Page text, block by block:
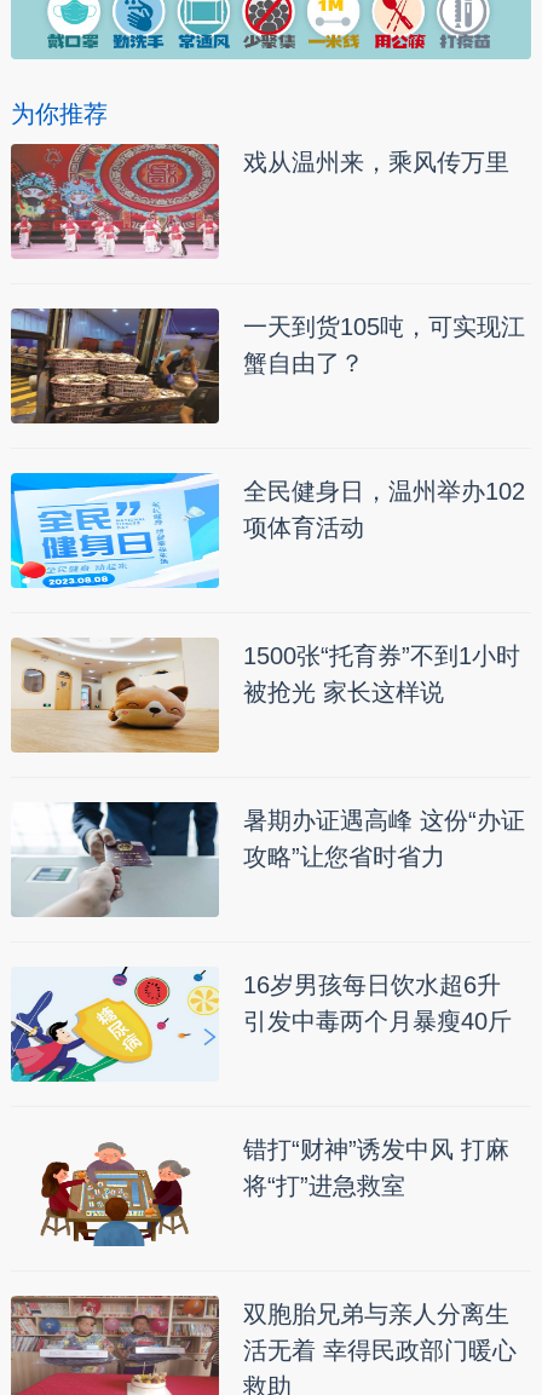
为你推荐
戏从温州来，乘风传万里
一天到货105吨，可实现江
蟹自由了？
全民健身日，温州举办102
项体育活动
1500张“托育券”不到1小时
被抢光 家长这样说
暑期办证遇高峰 这份“办证
攻略”让您省时省力
16岁男孩每日饮水超6升
引发中毒两个月暴瘦40斤
错打“财神”诱发中风 打麻
将“打”进急救室
双胞胎兄弟与亲人分离生
活无着 幸得民政部门暖心
救助